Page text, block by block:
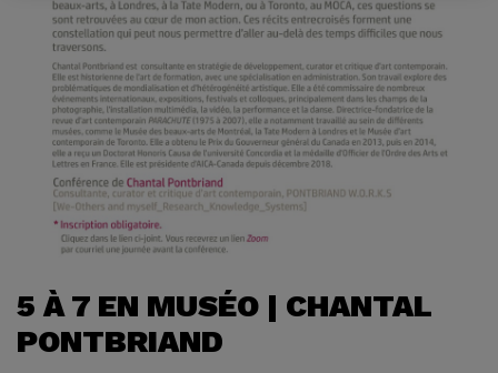
5 À 7 EN MUSÉO | CHANTAL
PONTBRIAND